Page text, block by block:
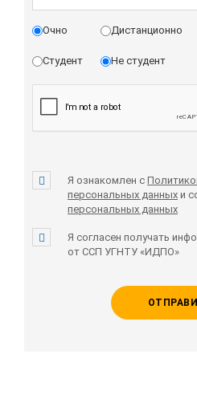
Очно Дистанционно
Студент Не студент
Я ознакомлен с
персональных данных и
персональных данных
Я согласен получать
от ССП УГНТУ «ИДПО»